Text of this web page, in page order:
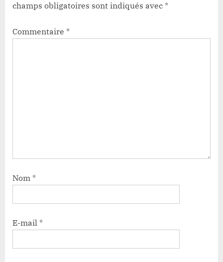
champs obligatoires sont indiqués avec *
Commentaire *
Nom *
E-mail *